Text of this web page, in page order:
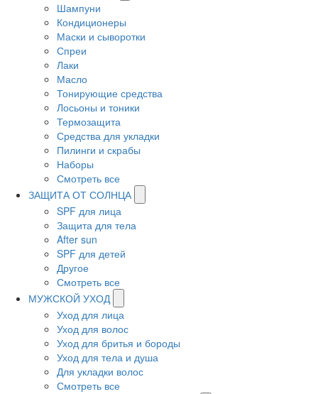
Шампуни
Кондиционеры
Маски и сыворотки
Спреи
Лаки
Масло
Тонирующие средства
Лосьоны и тоники
Термозащита
Средства для укладки
Пилинги и скрабы
Наборы
Смотреть все
ЗАЩИТА ОТ СОЛНЦА
SPF для лица
Защита для тела
After sun
SPF для детей
Другое
Смотреть все
МУЖСКОЙ УХОД
Уход для лица
Уход для волос
Уход для бритья и бороды
Уход для тела и душа
Для укладки волос
Смотреть все